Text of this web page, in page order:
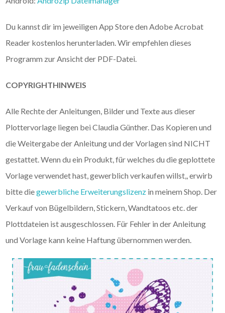
Du kannst dir im jeweiligen App Store den Adobe Acrobat
Reader kostenlos herunterladen. Wir empfehlen dieses
Programm zur Ansicht der PDF-Datei.
COPYRIGHTHINWEIS
Alle Rechte der Anleitungen, Bilder und Texte aus dieser
Plottervorlage liegen bei Claudia Günther. Das Kopieren und
die Weitergabe der Anleitung und der Vorlagen sind NICHT
gestattet. Wenn du ein Produkt, für welches du die geplottete
Vorlage verwendet hast, gewerblich verkaufen willst,, erwirb
bitte diegewerbliche Erweiterungslizenz in meinem Shop. Der
Verkauf von Bügelbildern, Stickern, Wandtatoos etc. der
Plottdateien ist ausgeschlossen. Für Fehler in der Anleitung
und Vorlage kann keine Haftung übernommen werden.